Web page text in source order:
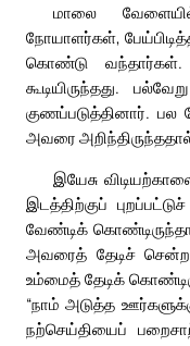
மாலை
நோயாளர்கள்,
கொண்டு வந்தார்கள்.
கூடியிருந்தது.
குணப்படுத்தினார்.
அவரை
இயேசு
இடத்திற்குப்
வேண்டிக்
அவரைத் தேடிச்
உம்மைத் தேடிக்
“நாம் அடுத்த
நற்செய்தியைப்